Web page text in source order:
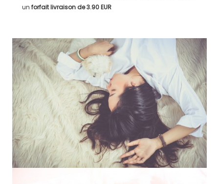
un forfait livraison de3.90 EUR